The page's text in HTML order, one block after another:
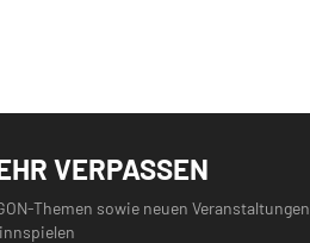
VERPASSEN
Themen sowie neuen Veranstaltungen